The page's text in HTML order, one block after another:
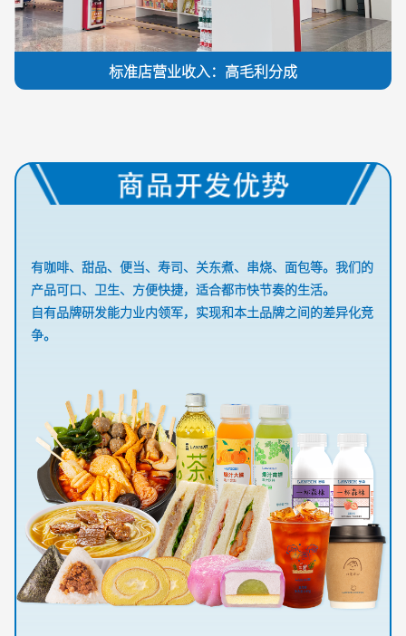
标准店营业收入：高毛利分成
有咖啡、甜品、便当、寿司、关东煮、串烧、面包等。我们的
产品可口、卫生、方便快捷，适合都市快节奏的生活。
自有品牌研发能力业内领军，实现和本土品牌之间的差异化竞
争。